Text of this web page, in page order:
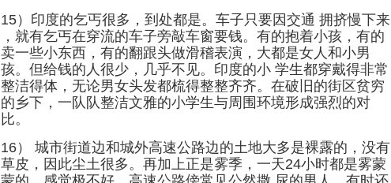
15）印度的乞丐很多，到处都是。车子只要因交通 拥挤慢下来
，就有乞丐在穿流的车子旁敲车窗要钱。有的抱着小孩，有的
卖一些小东西，有的翻跟头做滑稽表演，大都是女人和小男
孩。但给钱的人很少，几乎不见。印度的小 学生都穿戴得非常
整洁得体，无论男女头发都梳得整整齐齐。在破旧的街区贫穷
的乡下，一队队整洁文雅的小学生与周围环境形成强烈的对
比。
16） 城市街道边和城外高速公路边的土地大多是裸露的，没有
草皮，因此尘土很多。再加上正是雾季，一天24小时都是雾蒙